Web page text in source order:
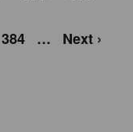
384 … Next ›